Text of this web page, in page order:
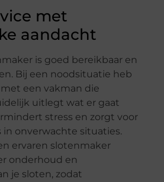
met
aandacht
is goed bereikbaar en
Bij een noodsituatie heb
een vakman die
uitlegt wat er gaat
stress en zorgt voor
in onverwachte situaties.
ervaren slotenmaker
onderhoud en
je sloten, zodat